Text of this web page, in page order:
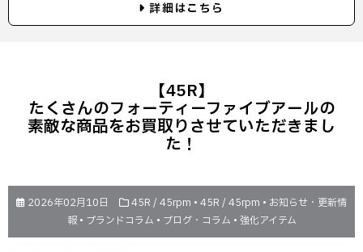
詳細はこちら
【45R】
たくさんのフォーティーファイブアールの
素敵な商品をお買取りさせていただきまし
た！
2026年02月10日 45R / 45rpm • 45R / 45rpm • お知らせ・更新情
報• ブランドコラム • ブログ・コラム • 強化アイテム